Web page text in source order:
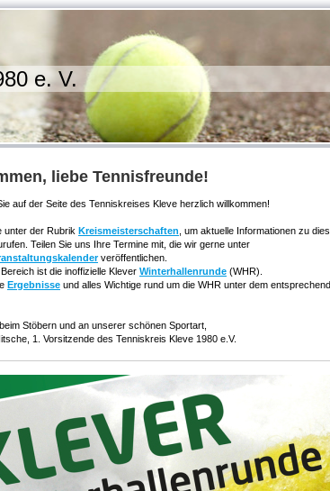
e. V.
liebe Tennisfreunde!
auf der Seite des Tenniskreises Kleve herzlich willkommen!
unter der Rubrik Kreismeisterschaften , um aktuelle Informationen zu
Teilen Sie uns Ihre Termine mit, die wir gerne unter
veröffentlichen.
ist die inoffizielle Klever Winterhallenrunde (WHR).
Ergebnisse und alles Wichtige rund um die WHR unter dem
Stöbern und an unserer schönen Sportart,
1. Vorsitzende des Tenniskreis Kleve 1980 e.V.